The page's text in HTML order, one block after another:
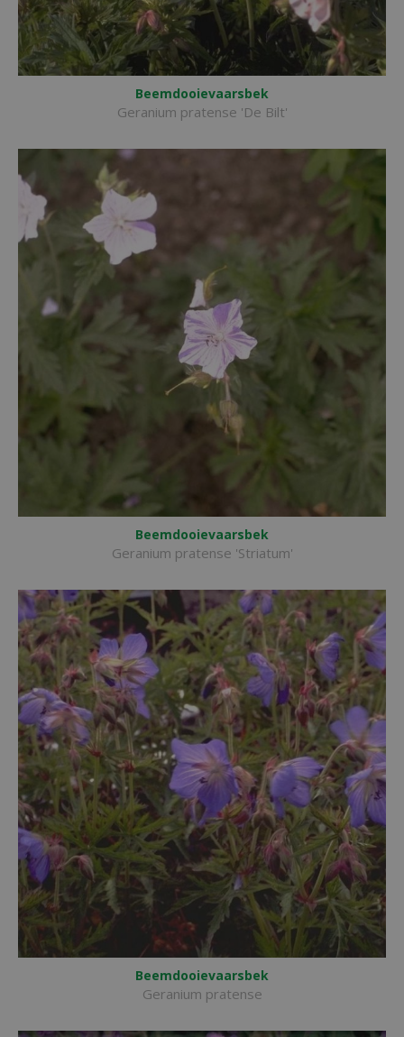
Beemdooievaarsbek
Geranium pratense 'De Bilt'
Beemdooievaarsbek
Geranium pratense 'Striatum'
Beemdooievaarsbek
Geranium pratense